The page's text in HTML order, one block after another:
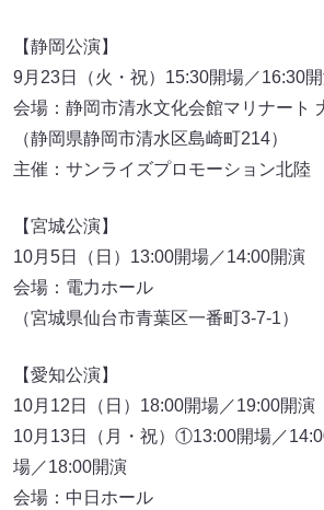
【静岡公演】
9月23日（火・祝）15:30開場／16:30
会場：静岡市清水文化会館マリナート
（静岡県静岡市清水区島崎町214）
主催：サンライズプロモーション北陸
【宮城公演】
10月5日（日）13:00開場／14:00開演
会場：電力ホール
（宮城県仙台市青葉区一番町3-7-1）
【愛知公演】
10月12日（日）18:00開場／19:00開演
10月13日（月・祝）①13:00開場／
場／18:00開演
会場：中日ホール